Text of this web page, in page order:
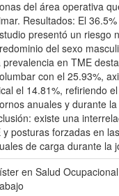
del área operativa
Resultados: El
presentó un riesgo
del sexo
prevalencia en TME
con el 25.93%,
el 14.81%, refiriendo
anuales y durante
existe una
y posturas forzadas en
de carga durante la
en Salud